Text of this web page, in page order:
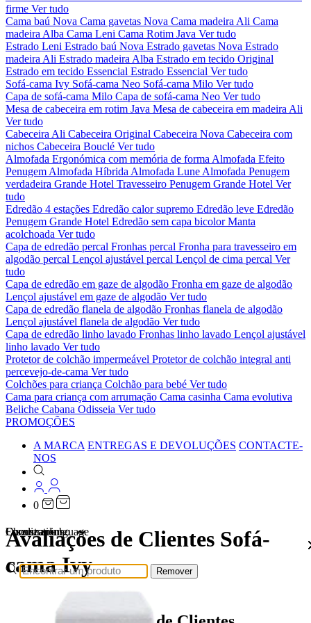
firme Ver tudo
Cama baú Nova Cama gavetas Nova Cama madeira Ali Cama
madeira Alba Cama Leni Cama Rotim Java Ver tudo
Estrado Leni Estrado baú Nova Estrado gavetas Nova Estrado
madeira Ali Estrado madeira Alba Estrado em tecido Original
Estrado em tecido Essencial Estrado Essencial Ver tudo
Sofá-cama Ivy Sofá-cama Neo Sofá-cama Milo Ver tudo
Capa de sofá-cama Milo Capa de sofá-cama Neo Ver tudo
Mesa de cabeceira em rotim Java Mesa de cabeceira em madeira Ali
Ver tudo
Cabeceira Ali Cabeceira Original Cabeceira Nova Cabeceira com
nichos Cabeceira Bouclé Ver tudo
Almofada Ergonómica com memória de forma Almofada Efeito
Penugem Almofada Híbrida Almofada Lune Almofada Penugem
verdadeira Grande Hotel Travesseiro Penugem Grande Hotel Ver
tudo
Edredão 4 estações Edredão calor supremo Edredão leve Edredão
Penugem Grande Hotel Edredão sem capa bicolorManta
acolchoada Ver tudo
Capa de edredão percal Fronhas percal Fronha para travesseiro em
algodão percal Lençol ajustável percal Lençol de cima percal Ver
tudo
Capa de edredão em gaze de algodão Fronha em gaze de algodão
Lençol ajustável em gaze de algodão Ver tudo
Capa de edredão flanela de algodão Fronhas flanela de algodão
Lençol ajustável flanela de algodão Ver tudo
Capa de edredão linho lavado Fronhas linho lavado Lençol ajustável
linho lavado Ver tudo
Protetor de colchão impermeável Protetor de colchão integral anti
percevejo-de-cama Ver tudo
Colchões para criança Colchão para bebé Ver tudo
Cama para criança com arrumação Cama casinha Cama evolutiva
Beliche Cabana Odisseia Ver tudo
PROMOÇÕES
A MARCA ENTREGAS E DEVOLUÇÕES CONTACTE-
NOS
0
Localizations
Choose a language
Encontrar
Remover
O seu carrinho
Avaliações de Clientes Sofá-
cama Ivy